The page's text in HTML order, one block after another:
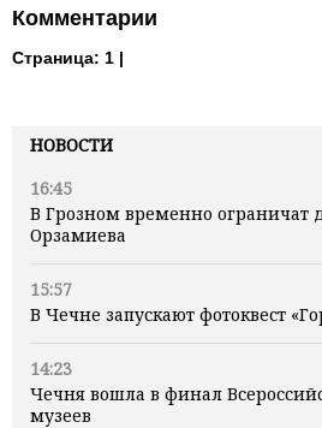
НОВОСТИ
16:45
В Грозном временно ограничат
Орзамиева
15:57
В Чечне запускают фотоквест
14:23
Чечня вошла в финал
музеев
Комментарии
Страница: 1 |